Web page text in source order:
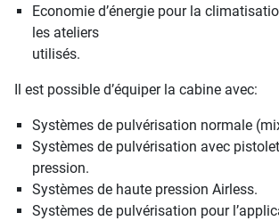
Economie d’énergie pour la
les ateliers
utilisés.
Il est possible d’équiper la cabine avec:
Systèmes de pulvérisation normale
Systèmes de pulvérisation avec
pression.
Systèmes de haute pression Airless.
Systèmes de pulvérisation pour